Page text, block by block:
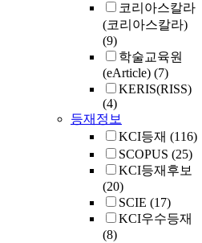
코리아스칼라
(코리아스칼라)
(9)
학술교육원
(eArticle) (7)
KERIS(RISS)
(4)
등재정보
KCI등재 (116)
SCOPUS (25)
KCI등재후보
(20)
SCIE (17)
KCI우수등재
(8)